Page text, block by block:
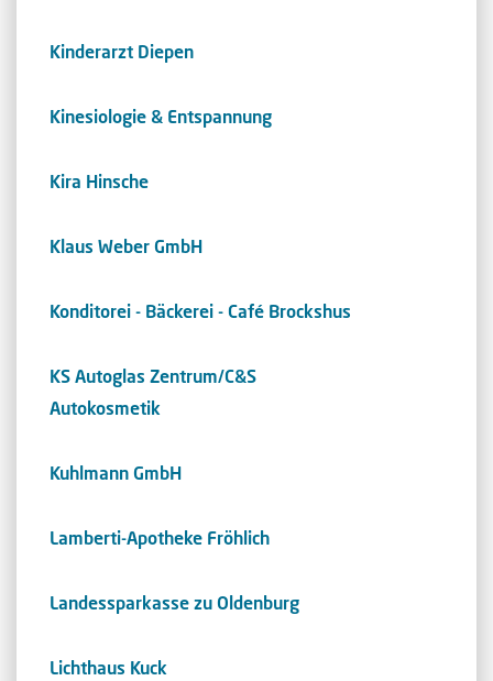
Kinderarzt Diepen
Kinesiologie & Entspannung
Kira Hinsche
Klaus Weber GmbH
Konditorei - Bäckerei - Café Brockshus
KS Autoglas Zentrum/C&S
Autokosmetik
Kuhlmann GmbH
Lamberti-Apotheke Fröhlich
Landessparkasse zu Oldenburg
Lichthaus Kuck